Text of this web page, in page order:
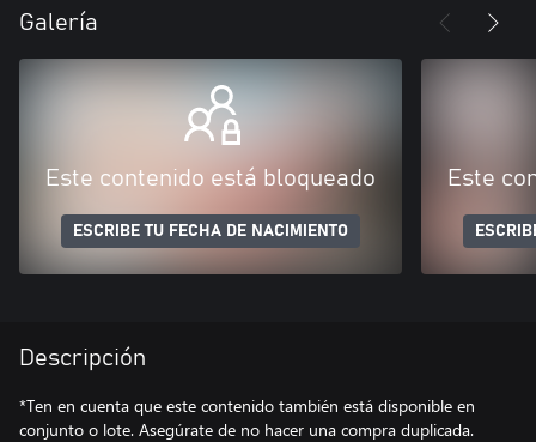
Galería
Este contenido está bloqueado
ESCRIBE TU FECHA DE NACIMIENTO
Este
Descripción
*Ten en cuenta que este contenido también está disponible en
conjunto o lote. Asegúrate de no hacer una compra duplicada.